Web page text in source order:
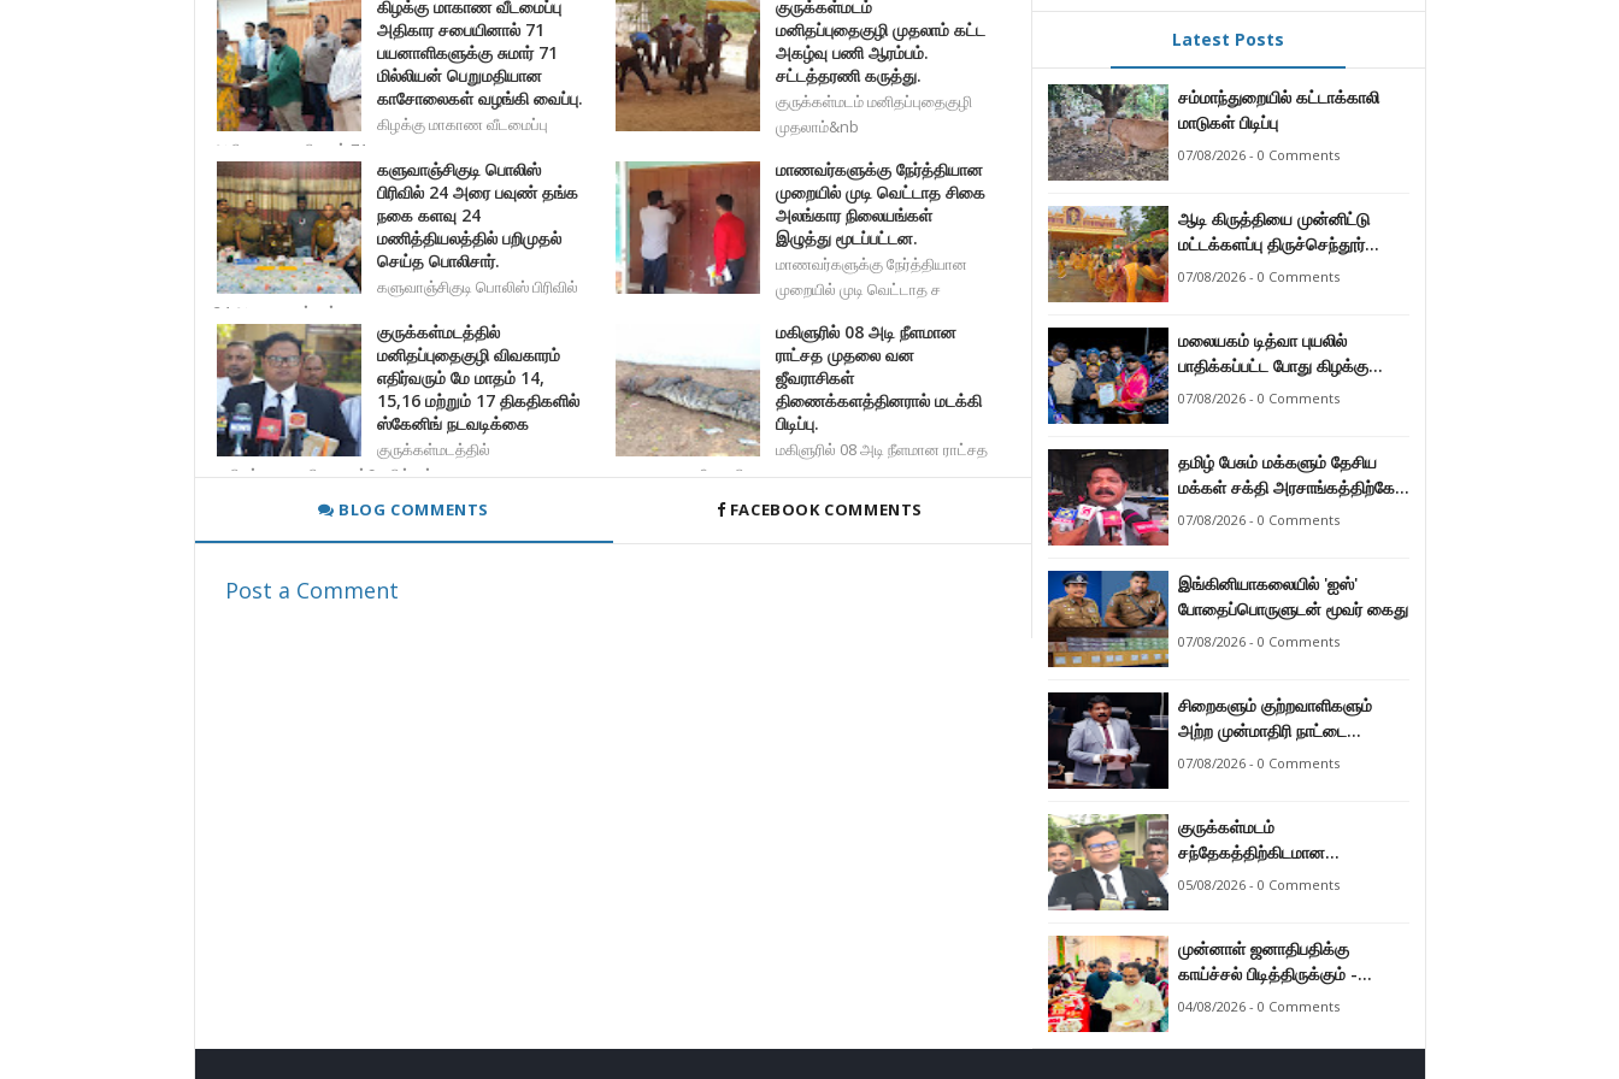
கிழக்கு மாகாண வீடமைப்பு
அதிகார சபையினால் 71
பயனாளிகளுக்கு சுமார் 71
மில்லியன் பெறுமதியான
காசோலைகள் வழங்கி வைப்பு.
கிழக்கு மாகாண வீடமைப்பு
அதிகார சபையினால் 71 பயனாள
குருக்கள்மடம்
மனிதப்புதைகுழி முதலாம் கட்ட
அகழ்வு பணி ஆரம்பம்.
சட்டத்தரணி கருத்து.
குருக்கள்மடம் மனிதப்புதைகுழி
முதலாம்&nb
களுவாஞ்சிகுடி பொலிஸ்
பிரிவில் 24 அரை பவுண் தங்க
நகை களவு 24
மணித்தியலத்தில் பறிமுதல்
செய்த பொலிசார்.
களுவாஞ்சிகுடி பொலிஸ் பிரிவில்
24 அரை பவுண் தங்க ந
மாணவர்களுக்கு நேர்த்தியான
முறையில் முடி வெட்டாத சிகை
அலங்கார நிலையங்கள்
இழுத்து மூடப்பட்டன.
மாணவர்களுக்கு நேர்த்தியான
முறையில் முடி வெட்டாத ச
குருக்கள்மடத்தில்
மனிதப்புதைகுழி விவகாரம்
எதிர்வரும் மே மாதம் 14,
15,16 மற்றும் 17 திகதிகளில்
ஸ்கேனிங் நடவடிக்கை
குருக்கள்மடத்தில்
மனிதப்புதைகுழி என சந்தேகிக்கும்
மகிளுரில் 08 அடி நீளமான
ராட்சத முதலை வன
ஜீவராசிகள்
திணைக்களத்தினரால் மடக்கி
பிடிப்பு.
மகிளுரில் 08 அடி நீளமான ராட்சத
முதலை வன ஜீவராசிகள
BLOG COMMENTS
FACEBOOK COMMENTS
Post a Comment
Latest Posts
சம்மாந்துறையில் கட்டாக்காலி
மாடுகள் பிடிப்பு
07/08/2026 - 0 Comments
ஆடி கிருத்தியை முன்னிட்டு
மட்டக்களப்பு திருச்செந்தூர்
முருகன் ஆலயத்தில் இடம்பெற்ற
07/08/2026 - 0 Comments
மலையகம் டித்வா புயலில்
பாதிக்கப்பட்ட போது கிழக்கு
மாகாண மக்கள் நீட்டிய
நுவரெலியா மாநகர சபை பிரதி
முதல்வர் எஸ். யோகராஜா
07/08/2026 - 0 Comments
தமிழ் பேசும் மக்களும் தேசிய
மக்கள் சக்தி அரசாங்கத்திற்கே
ஆணையளித்துள்ளனர் –
07/08/2026 - 0 Comments
இங்கினியாகலையில் 'ஐஸ்'
போதைப்பொருளுடன் மூவர் கைது
07/08/2026 - 0 Comments
சிறைகளும் குற்றவாளிகளும்
அற்ற முன்மாதிரி நாட்டை
உருவாக்குவதே அரசாங்கத்தின்
07/08/2026 - 0 Comments
குருக்கள்மடம்
சந்தேகத்திற்கிடமான
மனிதப்புதைகுழி தொடர்பான
தவணையிடப்பட்டுள்ளது.
05/08/2026 - 0 Comments
முன்னாள் ஜனாதிபதிக்கு
காய்ச்சல் பிடித்திருக்கும் -
பாராளுமன்ற உறுப்பினர் ஸ்ரீநேசன்
04/08/2026 - 0 Comments